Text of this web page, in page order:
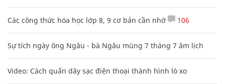
Các công thức hóa học lớp 8, 9 cơ bản cần nhớ 106
Sự tích ngày ông Ngâu - bà Ngâu mùng 7 tháng 7 âm lịch
Video: Cách quấn dây sạc điện thoại thành hình lò xo